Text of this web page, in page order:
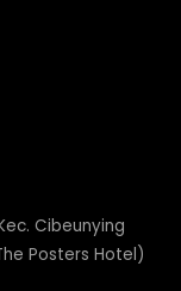
Cibeunying
Posters Hotel)